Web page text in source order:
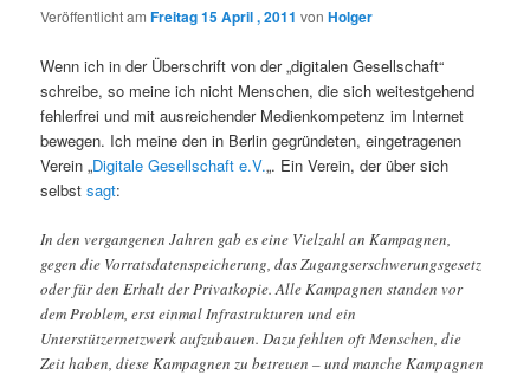
Veröffentlicht amFreitag 15 April , 2011 vonHolger
Wenn ich in der Überschrift von der „digitalen Gesellschaft“
schreibe, so meine ich nicht Menschen, die sich weitestgehend
fehlerfrei und mit ausreichender Medienkompetenz im Internet
bewegen. Ich meine den in Berlin gegründeten, eingetragenen
Verein „Digitale Gesellschaft e.V.„. Ein Verein, der über sich
selbstsagt:
In den vergangenen Jahren gab es eine Vielzahl an Kampagnen,
gegen die Vorratsdatenspeicherung, das Zugangserschwerungsgesetz
oder für den Erhalt der Privatkopie. Alle Kampagnen standen vor
dem Problem, erst einmal Infrastrukturen und ein
Unterstützernetzwerk aufzubauen. Dazu fehlten oft Menschen, die
Zeit haben, diese Kampagnen zu betreuen – und manche Kampagnen